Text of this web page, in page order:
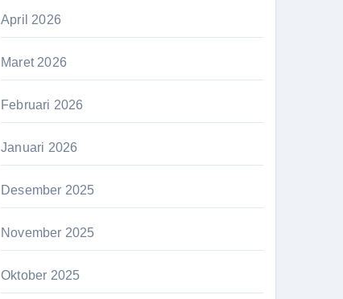
April 2026
Maret 2026
Februari 2026
Januari 2026
Desember 2025
November 2025
Oktober 2025